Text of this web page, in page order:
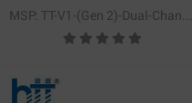
MSP: TT-V1-(Gen 2)-Dual-Channel